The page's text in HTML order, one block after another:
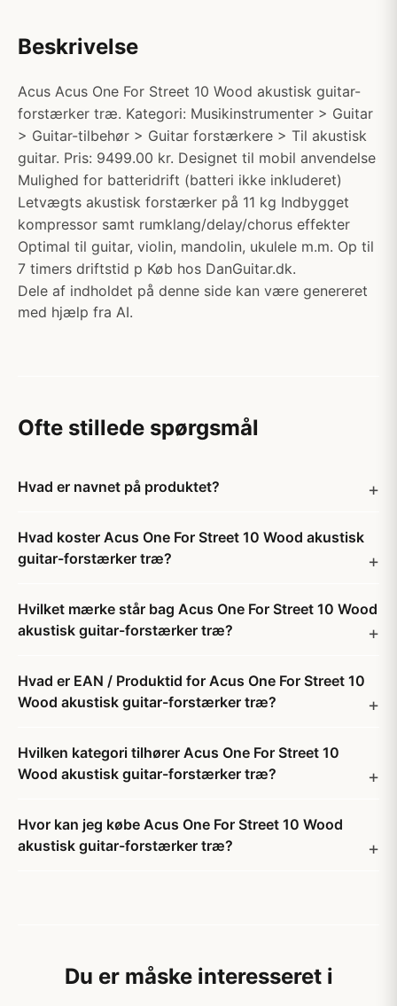
Beskrivelse
Acus Acus One For Street 10 Wood akustisk guitar-
forstærker træ. Kategori: Musikinstrumenter > Guitar
> Guitar-tilbehør > Guitar forstærkere > Til akustisk
guitar. Pris: 9499.00 kr. Designet til mobil anvendelse
Mulighed for batteridrift (batteri ikke inkluderet)
Letvægts akustisk forstærker på 11 kg Indbygget
kompressor samt rumklang/delay/chorus effekter
Optimal til guitar, violin, mandolin, ukulele m.m. Op til
7 timers driftstid p Køb hos DanGuitar.dk.
Dele af indholdet på denne side kan være genereret
med hjælp fra AI.
Ofte stillede spørgsmål
Hvad er navnet på produktet?
Hvad koster Acus One For Street 10 Wood akustisk
guitar-forstærker træ?
Hvilket mærke står bag Acus One For Street 10 Wood
akustisk guitar-forstærker træ?
Hvad er EAN / Produktid for Acus One For Street 10
Wood akustisk guitar-forstærker træ?
Hvilken kategori tilhører Acus One For Street 10
Wood akustisk guitar-forstærker træ?
Hvor kan jeg købe Acus One For Street 10 Wood
akustisk guitar-forstærker træ?
Du er måske interesseret i